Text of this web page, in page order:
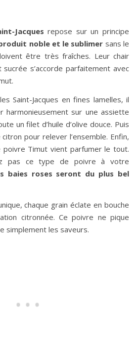
Jacques repose sur un principe
noble et le sublimer sans le
être très fraîches. Leur chair
s’accorde parfaitement avec
Saint-Jacques en fines lamelles, il
harmonieusement sur une assiette
un filet d’huile d’olive douce. Puis
pour relever l’ensemble. Enfin,
poivre Timut vient parfumer le tout.
pas ce type de poivre à votre
baies roses seront du plus bel
chaque grain éclate en bouche
citronnée. Ce poivre ne pique
simplement les saveurs.